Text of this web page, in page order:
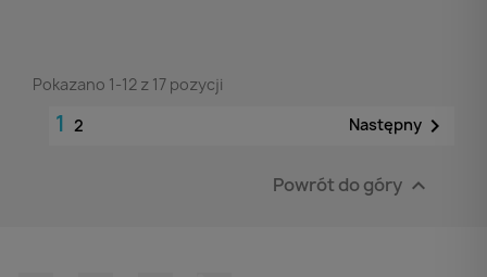
Pokazano 1-12 z 17 pozycji
1 2 Następny 
Powrót do góry 